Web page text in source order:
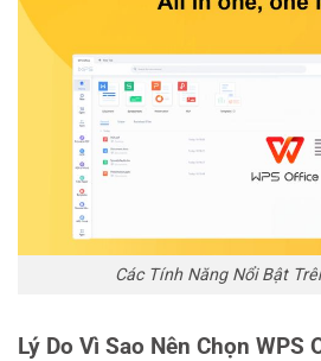
Các Tính Năng Nổi Bật
Lý Do Vì Sao Nên Chọn WPS